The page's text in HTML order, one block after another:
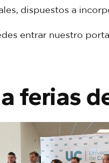
dispuestos a
entrar nuestro
ferias